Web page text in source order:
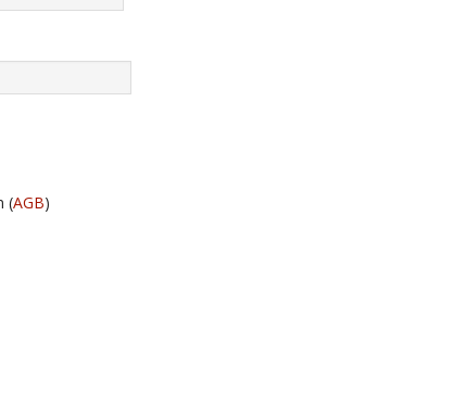
(AGB)